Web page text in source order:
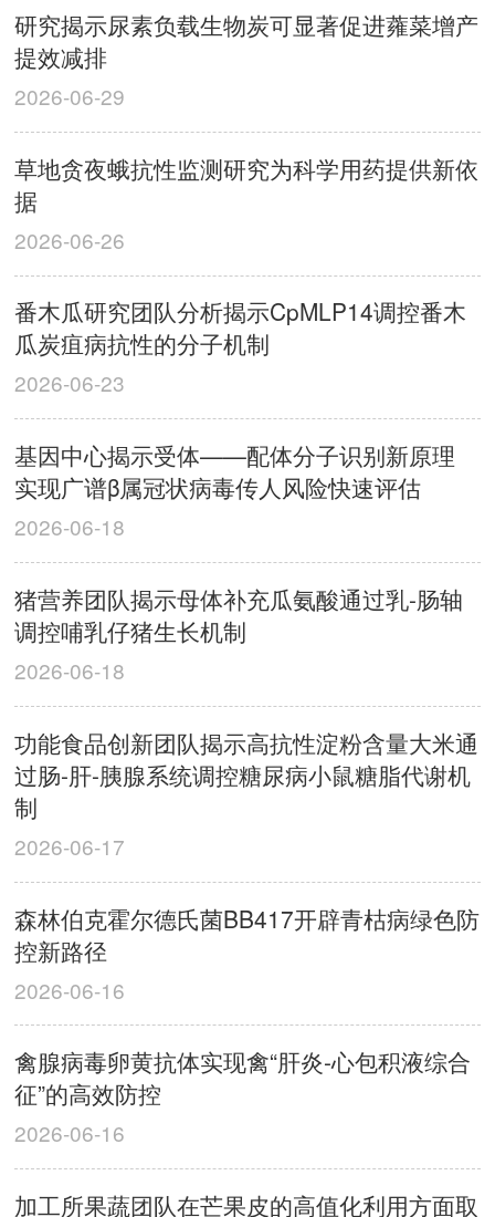
研究揭示尿素负载生物炭可显著促进蕹菜增产
提效减排
2026-06-29
草地贪夜蛾抗性监测研究为科学用药提供新依
据
2026-06-26
番木瓜研究团队分析揭示CpMLP14调控番木
瓜炭疽病抗性的分子机制
2026-06-23
基因中心揭示受体——配体分子识别新原理
实现广谱β属冠状病毒传人风险快速评估
2026-06-18
猪营养团队揭示母体补充瓜氨酸通过乳-肠轴
调控哺乳仔猪生长机制
2026-06-18
功能食品创新团队揭示高抗性淀粉含量大米通
过肠-肝-胰腺系统调控糖尿病小鼠糖脂代谢机
制
2026-06-17
森林伯克霍尔德氏菌BB417开辟青枯病绿色防
控新路径
2026-06-16
禽腺病毒卵黄抗体实现禽“肝炎-心包积液综合
征”的高效防控
2026-06-16
加工所果蔬团队在芒果皮的高值化利用方面取